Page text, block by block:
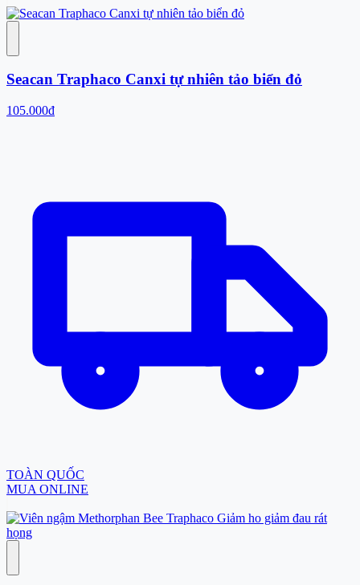
Seacan Traphaco Canxi tự nhiên tảo biển đỏ
105.000đ
TOÀN QUỐC
MUA ONLINE